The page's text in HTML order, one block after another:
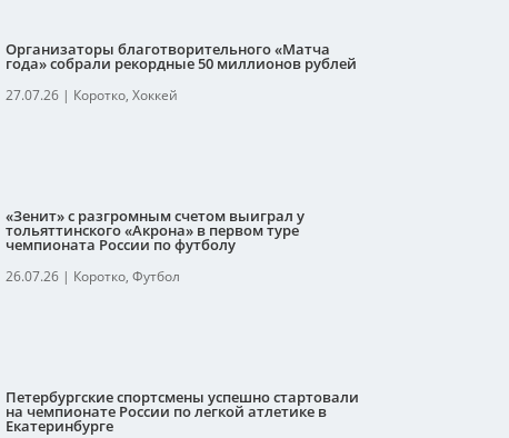
Организаторы благотворительного «Матча
года» собрали рекордные 50 миллионов рублей
27.07.26| Коротко, Хоккей
«Зенит» с разгромным счетом выиграл у
тольяттинского «Акрона» в первом туре
чемпионата России по футболу
26.07.26| Коротко, Футбол
Петербургские спортсмены успешно стартовали
на чемпионате России по легкой атлетике в
Екатеринбурге